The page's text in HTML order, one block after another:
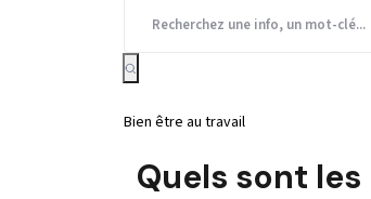
Bien être au travail
Quels sont